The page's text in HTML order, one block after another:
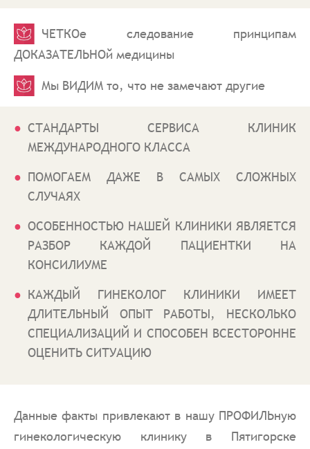
ЧЕТКОе следование принципам
ДОКАЗАТЕЛЬНОй медицины
Мы ВИДИМ то, что не замечают другие
СТАНДАРТЫ СЕРВИСА КЛИНИК
МЕЖДУНАРОДНОГО КЛАССА
ПОМОГАЕМ ДАЖЕ В САМЫХ СЛОЖНЫХ
СЛУЧАЯХ
ОСОБЕННОСТЬЮ НАШЕЙ КЛИНИКИ ЯВЛЯЕТСЯ
РАЗБОР КАЖДОЙ ПАЦИЕНТКИ НА
КОНСИЛИУМЕ
КАЖДЫЙ ГИНЕКОЛОГ КЛИНИКИ ИМЕЕТ
ДЛИТЕЛЬНЫЙ ОПЫТ РАБОТЫ, НЕСКОЛЬКО
СПЕЦИАЛИЗАЦИЙ И СПОСОБЕН ВСЕСТОРОННЕ
ОЦЕНИТЬ СИТУАЦИЮ
Данные факты привлекают в нашу ПРОФИЛЬную
гинекологическую клинику в Пятигорске